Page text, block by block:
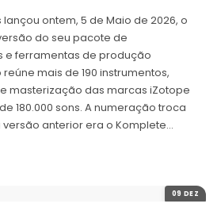
lançou ontem, 5 de Maio de 2026, o
do seu pacote de
e ferramentas de produção
mais de 190 instrumentos,
masterização das marcas iZotope
180.000 sons. A numeração troca
anterior era o Komplete…
09 DEZ